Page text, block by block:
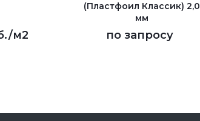
/м2
(Пластфоил Классик) 2,0
мм
по запросу